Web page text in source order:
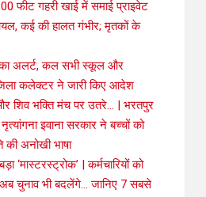
फीट गहरी खाई में समाई प्राइवेट
कई की हालत गंभीर; मृतकों के
का अलर्ट, कल सभी स्कूल और
कलेक्टर ने जारी किए आदेश
शिव भक्ति मंच पर उतरे… | भरतपुर
इवाना सरकार ने बच्चों को
की अनोखी भाषा
‘मास्टरस्ट्रोक’ | कर्मचारियों को
अब चुनाव भी बदलेंगे… जानिए 7 सबसे